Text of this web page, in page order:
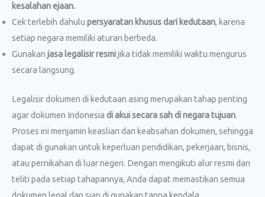
kesalahan ejaan.
Cek terlebih dahulu persyaratan khusus dari kedutaan, karena
setiap negara memiliki aturan berbeda.
Gunakan jasa legalisir resmijika tidak memiliki waktu mengurus
secara langsung.
Legalisir dokumen di kedutaan asing merupakan tahap penting
agar dokumen Indonesia di akui secara sah di negara tujuan.
Proses ini menjamin keaslian dan keabsahan dokumen, sehingga
dapat di gunakan untuk keperluan pendidikan, pekerjaan, bisnis,
atau pernikahan di luar negeri. Dengan mengikuti alur resmi dan
teliti pada setiap tahapannya, Anda dapat memastikan semua
dokumen legal dan siap di gunakan tanpa kendala.